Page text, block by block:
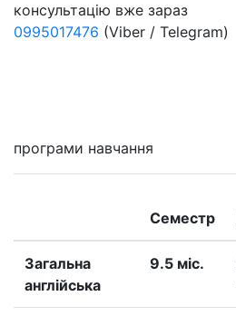
консультацію вже зараз
0995017476 (Viber / Telegram)
програми навчання
Семестр
Загальна
англійська
9.5 міс.